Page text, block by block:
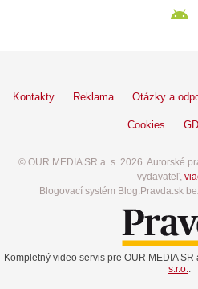
Kontakty Reklama Otázky a
Cookies
© OUR MEDIA SR a. s. 2026. Autorské
vydavateľ,
Blogovací systém Blog.Pravda.sk
Kompletný video servis pre OUR MEDIA SR
s.r.o.